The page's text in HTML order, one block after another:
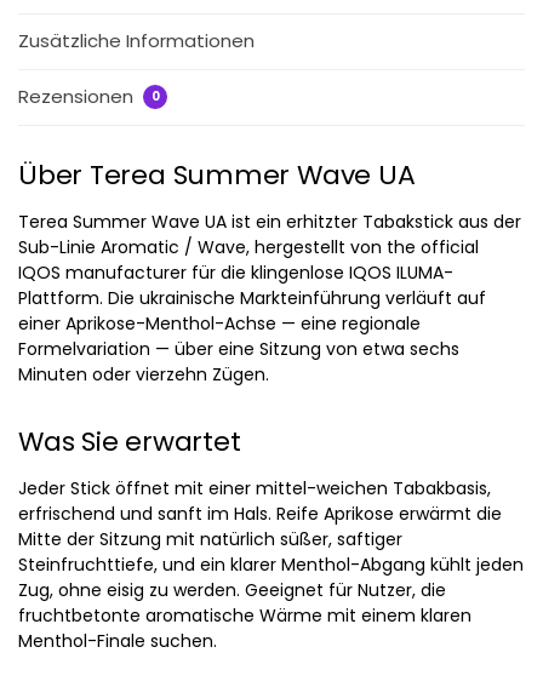
Zusätzliche Informationen
Rezensionen 0
Über Terea Summer Wave UA
Terea Summer Wave UA ist ein erhitzter Tabakstick aus der
Sub-Linie Aromatic / Wave, hergestellt von the official
IQOS manufacturer für die klingenlose IQOS ILUMA-
Plattform. Die ukrainische Markteinführung verläuft auf
einer Aprikose-Menthol-Achse — eine regionale
Formelvariation — über eine Sitzung von etwa sechs
Minuten oder vierzehn Zügen.
Was Sie erwartet
Jeder Stick öffnet mit einer mittel-weichen Tabakbasis,
erfrischend und sanft im Hals. Reife Aprikose erwärmt die
Mitte der Sitzung mit natürlich süßer, saftiger
Steinfruchttiefe, und ein klarer Menthol-Abgang kühlt jeden
Zug, ohne eisig zu werden. Geeignet für Nutzer, die
fruchtbetonte aromatische Wärme mit einem klaren
Menthol-Finale suchen.